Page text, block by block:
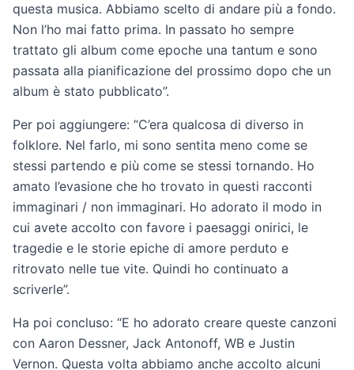
questa musica. Abbiamo scelto di andare più a fondo.
Non l’ho mai fatto prima. In passato ho sempre
trattato gli album come epoche una tantum e sono
passata alla pianificazione del prossimo dopo che un
album è stato pubblicato”.
Per poi aggiungere: “C’era qualcosa di diverso in
folklore. Nel farlo, mi sono sentita meno come se
stessi partendo e più come se stessi tornando. Ho
amato l’evasione che ho trovato in questi racconti
immaginari / non immaginari. Ho adorato il modo in
cui avete accolto con favore i paesaggi onirici, le
tragedie e le storie epiche di amore perduto e
ritrovato nelle tue vite. Quindi ho continuato a
scriverle”.
Ha poi concluso: “E ho adorato creare queste canzoni
con Aaron Dessner, Jack Antonoff, WB e Justin
Vernon. Questa volta abbiamo anche accolto alcuni